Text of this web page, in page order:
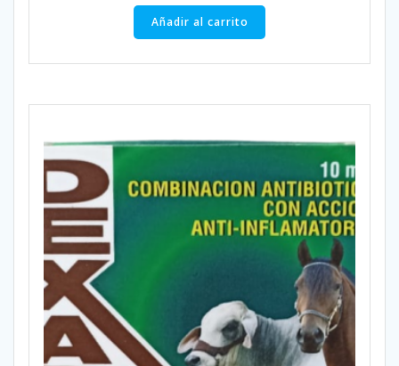
Añadir al carrito